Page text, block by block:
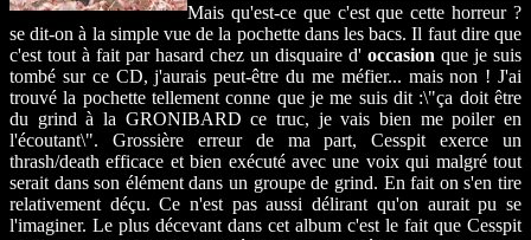
Mais qu'est-ce que c'est que cette horreur ?
se dit-on à la simple vue de la pochette dans les bacs. Il faut dire que
c'est tout à fait par hasard chez un disquaire d' occasion que je suis
tombé sur ce CD, j'aurais peut-être du me méfier... mais non ! J'ai
trouvé la pochette tellement conne que je me suis dit :\"ça doit être
du grind à la GRONIBARD ce truc, je vais bien me poiler en
l'écoutant\". Grossière erreur de ma part, Cesspit exerce un
thrash/death efficace et bien exécuté avec une voix qui malgré tout
serait dans son élément dans un groupe de grind. En fait on s'en tire
relativement déçu. Ce n'est pas aussi délirant qu'on aurait pu se
l'imaginer. Le plus décevant dans cet album c'est le fait que Cesspit